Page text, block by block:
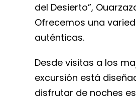
del Desierto”,
Ofrecemos una
auténticas.
Desde visitas a los
excursión está
disfrutar de noches